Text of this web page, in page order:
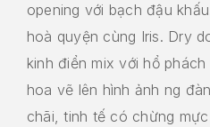
opening với bạch đậu
hoà quyện cùng Iris. Dry
kinh điển mix với hổ
hoa vẽ lên hình ảnh ng
chãi, tinh tế có chừng